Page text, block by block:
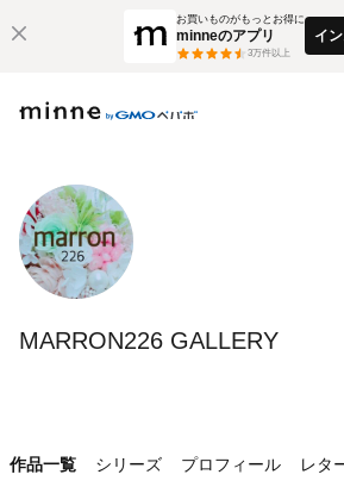
お買いものがもっとお得に
minneのアプリ
3万件以上
イ
MARRON226 GALLERY
作品一覧 シリーズ プロフィール レタ